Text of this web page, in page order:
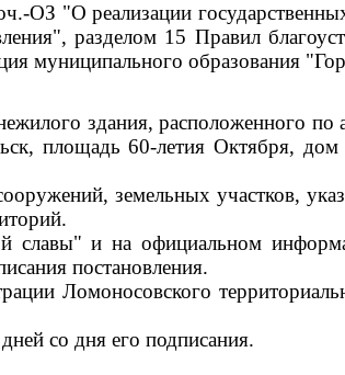
ОЗ "О реализации
разделом 15 Правил
муниципального образования
здания, расположенного по
площадь 60-летия Октября,
земельных участков,
славы" и на официальном
постановления.
Ломоносовского
со дня его подписания.